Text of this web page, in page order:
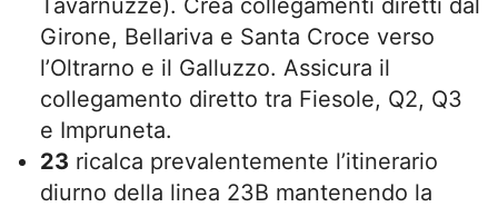
Girone, Bellariva e Santa Croce verso
l’Oltrarno e il Galluzzo. Assicura il
collegamento diretto tra Fiesole, Q2, Q3
e Impruneta.
23 ricalca prevalentemente l’itinerario
diurno della linea 23B mantenendo la